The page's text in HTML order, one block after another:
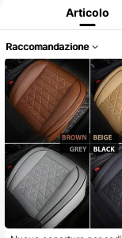
Articolo
Raccomandazione